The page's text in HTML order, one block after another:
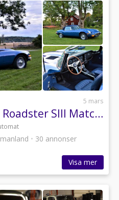
5 mars
Jaguar E -Type V12 Roadster SIII Matching Numbers!
• 30 annonser
Visa mer